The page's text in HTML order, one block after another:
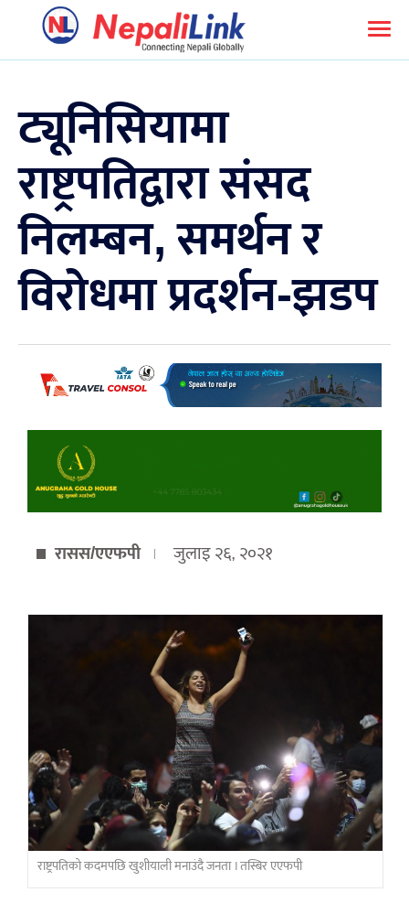
ट्यूनिसियामा
राष्ट्रपतिद्वारा संसद
निलम्बन, समर्थन र
विरोधमा प्रदर्शन-झडप
रासस/एएफपी जुलाइ २६, २०२१
राष्ट्रपतिको कदमपछि खुशीयाली मनाउंदै जनता । तस्बिर एएफपी